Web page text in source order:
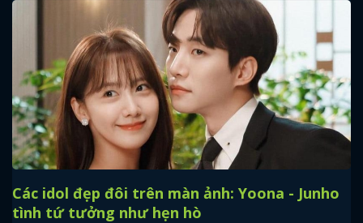
Các idol đẹp đôi trên màn ảnh: Yoona - Junho
tình tứ tưởng như hẹn hò